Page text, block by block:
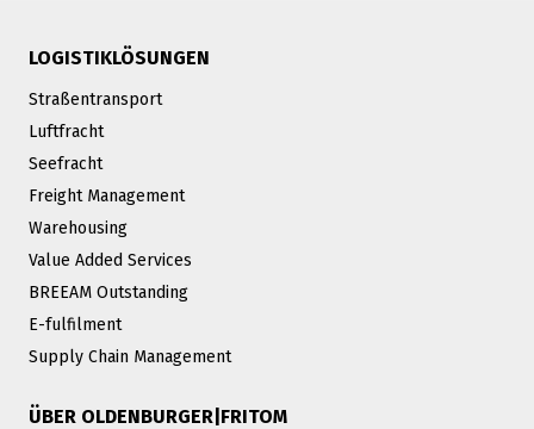
LOGISTIKLÖSUNGEN
Straßentransport
Luftfracht
Seefracht
Freight Management
Warehousing
Value Added Services
BREEAM Outstanding
E-fulfilment
Supply Chain Management
ÜBER OLDENBURGER|FRITOM